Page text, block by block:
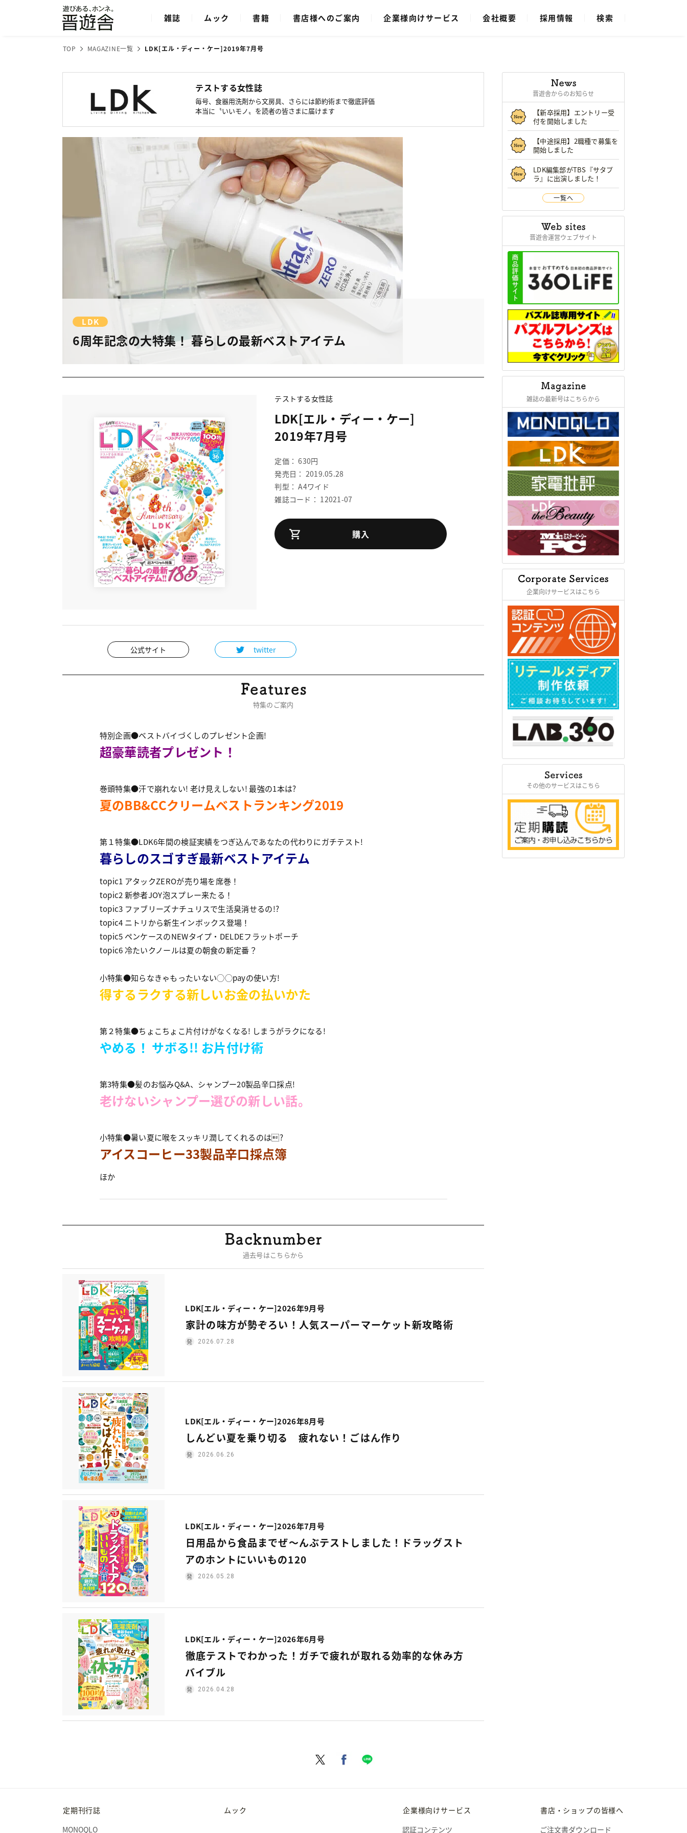
雑誌 ムック 書籍 書店様へのご案内 企業様向けサービス 会社概要 採用情報 検索
TOP MAGAZINE一覧 LDK[エル・ディー・ケー]2019年7月号
テストする女性誌
毎号、食器用洗剤から文房具、さらには節約術まで徹底評価
本当に〝いいモノ〟を読者の皆さまに届けます
LDK
6周年記念の大特集！ 暮らしの最新ベストアイテム
テストする女性誌
LDK[エル・ディー・ケー]
2019年7月号
定価： 630円
発売日： 2019.05.28
判型： A4ワイド
雑誌コード： 12021-07
購入
公式サイト twitter
特集のご案内
特別企画●ベストバイづくしのプレゼント企画!
超豪華読者プレゼント！
巻頭特集●汗で崩れない! 老け見えしない! 最強の1本は?
夏のBB&CCクリームベストランキング2019
第１特集●LDK6年間の検証実績をつぎ込んであなたの代わりにガチテスト!
暮らしのスゴすぎ最新ベストアイテム
topic1 アタックZEROが売り場を席巻！
topic2 新参者JOY泡スプレー来たる！
topic3 ファブリーズナチュリスで生活臭消せるの!?
topic4 ニトリから新生インボックス登場！
topic5 ペンケースのNEWタイプ・DELDEフラットポーチ
topic6 冷たいクノールは夏の朝食の新定番？
小特集●知らなきゃもったいない◯◯payの使い方!
得するラクする新しいお金の払いかた
第２特集●ちょこちょこ片付けがなくなる! しまうがラクになる!
やめる！ サボる!! お片付け術
第3特集●髪のお悩みQ&A、シャンプー20製品辛口採点!
老けないシャンプー選びの新しい話。
小特集●暑い夏に喉をスッキリ潤してくれるのは?
アイスコーヒー33製品辛口採点簿
ほか
過去号はこちらから
LDK[エル・ディー・ケー]2026年9月号
家計の味方が勢ぞろい！人気スーパーマーケット新攻略術
2026.07.28
LDK[エル・ディー・ケー]2026年8月号
しんどい夏を乗り切る 疲れない！ごはん作り
2026.06.26
LDK[エル・ディー・ケー]2026年7月号
日用品から食品までぜ〜んぶテストしました！ドラッグスト
アのホントにいいもの120
2026.05.28
LDK[エル・ディー・ケー]2026年6月号
徹底テストでわかった！ガチで疲れが取れる効率的な休み方
バイブル
2026.04.28
晋遊舎からのお知らせ
【新卒採用】エントリー受
付を開始しました
【中途採用】2職種で募集を
開始しました
LDK編集部がTBS『サタプ
ラ』に出演しました！
一覧へ
晋遊舎運営ウェブサイト
雑誌の最新号はこちらから
企業向けサービスはこちら
その他のサービスはこちら
定期刊行誌
MONOQLO
ムック
企業様向けサービス
認証コンテンツ
書店・ショップの皆様へ
ご注文書ダウンロード